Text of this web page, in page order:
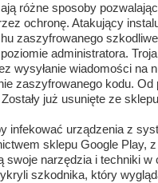
różne sposoby
ochronę. Atakujący
zaszyfrowanego
administratora.
wysyłanie wiadomości na
zaszyfrowanego kodu. Od
już usunięte ze
infekować urządzenia z
sklepu Google Play, z
swoje narzędzia i techniki
szkodnika, który